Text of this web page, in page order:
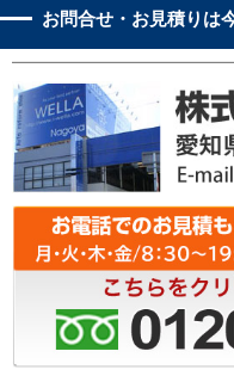
お問合せ・お見積りは